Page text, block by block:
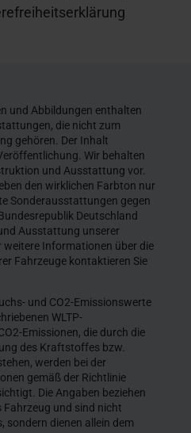
und Abbildungen enthalten
die nicht zum
gehören. Der Inhalt
Wir behalten
und Ausstattung vor.
den wirklichen Farbton nur
Sonderausstattungen gegen
Deutschland
Ausstattung unserer
weitere Informationen über die
Fahrzeuge kontaktieren Sie
und CO2-Emissionswerte
WLTP-
Emissionen, die durch die
des Kraftstoffes bzw.
werden bei der
gemäß der Richtlinie
Die Angaben beziehen
Fahrzeug und sind nicht
sondern dienen allein dem